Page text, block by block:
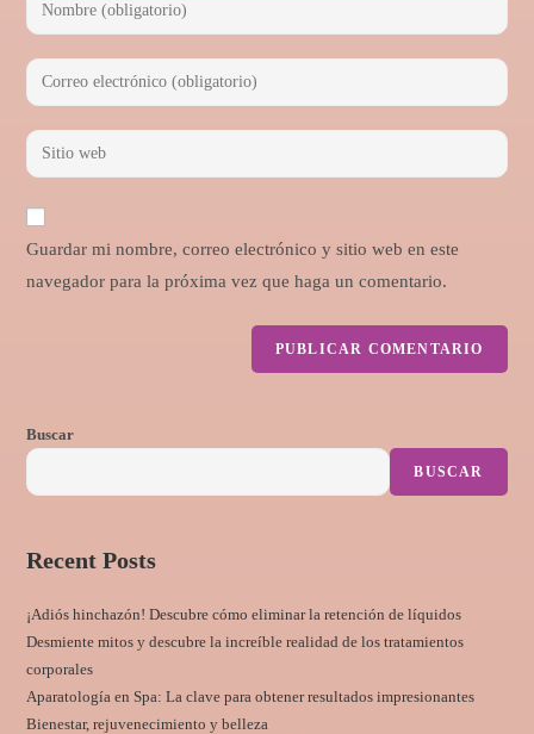
Guardar mi nombre, correo electrónico y sitio web en este
navegador para la próxima vez que haga un comentario.
Buscar
BUSCAR
Recent Posts
¡Adiós hinchazón! Descubre cómo eliminar la retención de líquidos
Desmiente mitos y descubre la increíble realidad de los tratamientos
corporales
Aparatología en Spa: La clave para obtener resultados impresionantes
Bienestar, rejuvenecimiento y belleza